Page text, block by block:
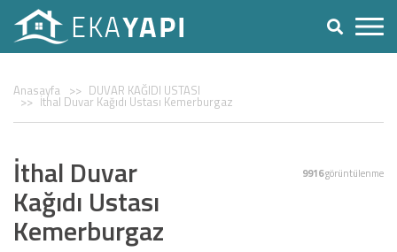
Anasayfa DUVAR KAĞIDI USTASI
İthal Duvar Kağıdı Ustası Kemerburgaz
İthal Duvar
Kağıdı Ustası
Kemerburgaz
9916görüntülenme